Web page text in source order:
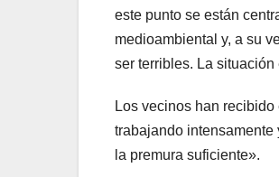
este punto se están
medioambiental y, a su
ser terribles. La situación
Los vecinos han
trabajando intensamente
la premura suficiente».